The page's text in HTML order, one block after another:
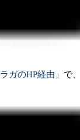
明・案内)
ガのHP経由」 で、